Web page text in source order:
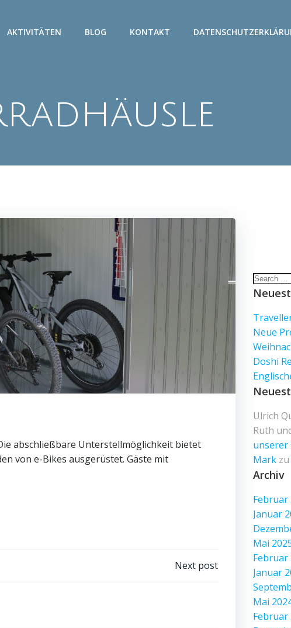
AKTIVITÄTEN BLOG KONTAKT
abschließbare Unterstellmöglichkeit bietet
von e-Bikes ausgerüstet. Gäste mit
Next post
Search
for:
Neue
Doshi
Ulrich
Ruth
unserer
Mark zu
Archiv
Februar
Januar
Mai
Februar
Januar
Mai
Februar